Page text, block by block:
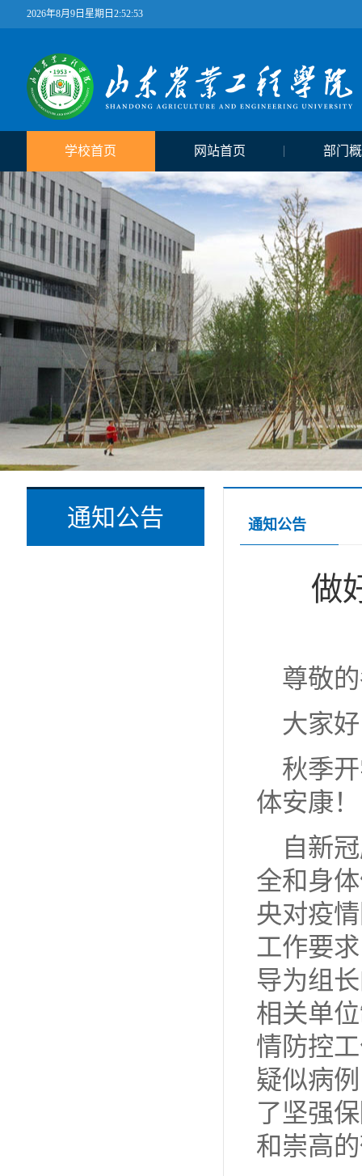
2026年8月9日星期日2:52:54
学校首页 网站首页 部门
通知公告 通知公告
做
尊敬
大家
秋季
体安康！
自新
全和身
央对疫
工作要
导为组
相关单
情防控
疑似病
了坚强
和崇高